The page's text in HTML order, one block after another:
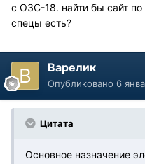
с ОЗС-18. найти бы сайт
спецы есть?
Варелик
Опубликовано 6
Цитата
Основное назначение